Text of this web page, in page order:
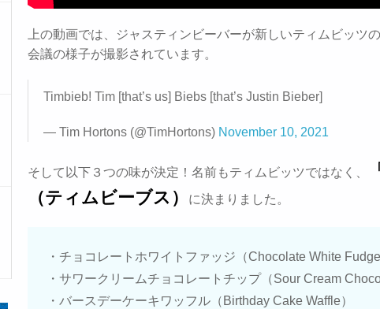
上の動画では、ジャスティンビーバーが新しいティムビッツ
会議の様子が撮影されています。
Timbieb! Tim [that’s us] Biebs [that’s Justin Bieber]
— Tim Hortons (@TimHortons) November 10, 2021
そして以下３つの味が決定！名前もティムビッツではなく、
（ティムビーブス）
に決まりました。
・チョコレートホワイトファッジ（Chocolate White Fudge
・サワークリームチョコレートチップ（Sour Cream
・バースデーケーキワッフル（Birthday Cake Waffle）